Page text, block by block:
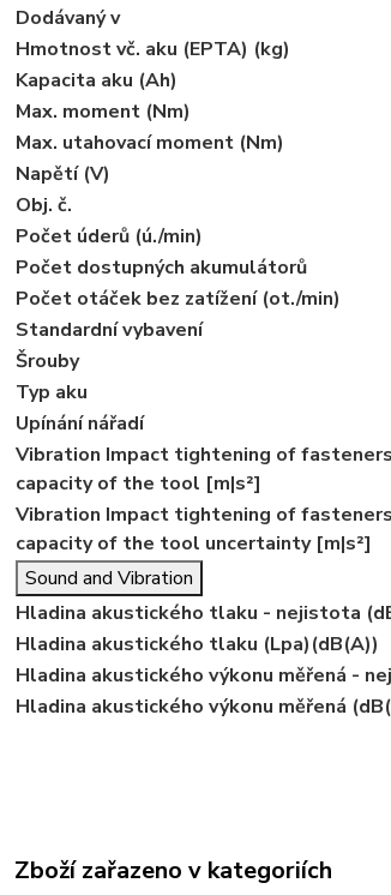
Dodávaný v
Hmotnost vč. aku (EPTA) (kg)
Kapacita aku (Ah)
Max. moment (Nm)
Max. utahovací moment (Nm)
Napětí (V)
Obj. č.
Počet úderů (ú./min)
Počet dostupných akumulátorů
Počet otáček bez zatížení (ot./min)
Standardní vybavení
Šrouby
Typ aku
Upínání nářadí
Vibration Impact tightening of
capacity of the tool [m|s²]
Vibration Impact tightening of
capacity of the tool uncertainty [m|s²]
Sound and Vibration
Hladina akustického tlaku - nejistota
Hladina akustického tlaku (Lpa)(dB(A))
Hladina akustického výkonu měřená -
Hladina akustického výkonu měřená
Zboží zařazeno v kategoriích